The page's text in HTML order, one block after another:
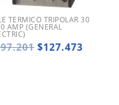
TERMICO TRIPOLAR 30
AMP (GENERAL
El
$127.473